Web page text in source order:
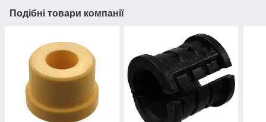
Подібні товари компанії